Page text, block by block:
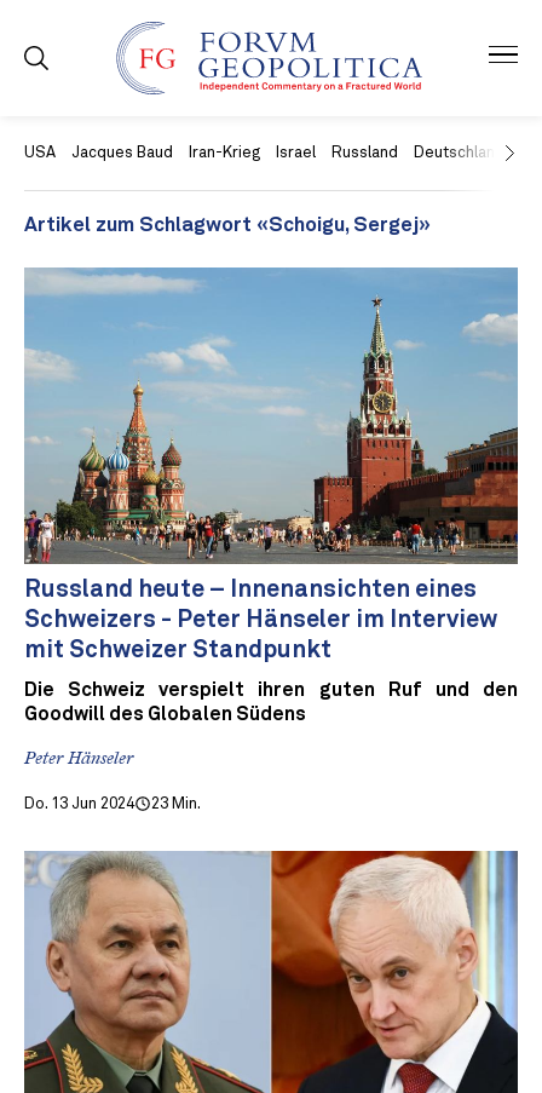
USA Jacques Baud Iran-Krieg Israel Russland Deutschland
Artikel zum Schlagwort «Schoigu, Sergej»
Russland heute – Innenansichten eines
Schweizers - Peter Hänseler im Interview
mit Schweizer Standpunkt
Die Schweiz verspielt ihren guten Ruf und den
Goodwill des Globalen Südens
Peter Hänseler
Do. 13 Jun 2024 23 Min.